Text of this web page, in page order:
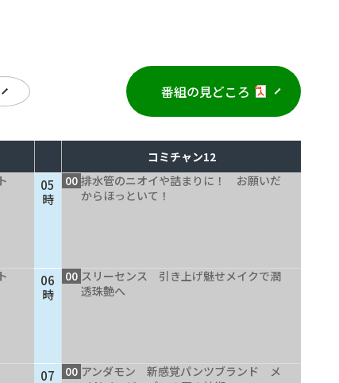
番組の見どころ
コミチャン12
05
時
06
時
07
00 排水管のニオイや詰まりに！ お願いだ
からほっといて！
00 スリーセンス 引き上げ魅せメイクで潤
透珠艶へ
00 アンダモン 新感覚パンツブランド メ